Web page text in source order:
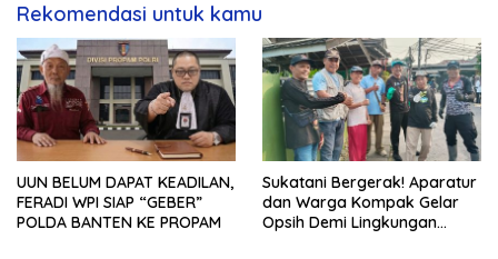
Rekomendasi untuk kamu
UUN BELUM DAPAT KEADILAN,
FERADI WPI SIAP “GEBER”
POLDA BANTEN KE PROPAM
Sukatani Bergerak! Aparatur
dan Warga Kompak Gelar
Opsih Demi Lingkungan